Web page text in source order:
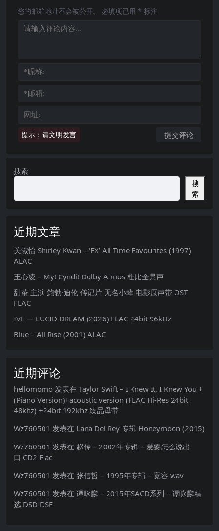
提示：请文明发言
您的邮箱地址不会被公开。 必填项已用 * 标注
搜索
搜
索
近期文章
关淑怡 Shirley Kwan – ‘EX’ All Time Favourites (1997)
ALAC
王心凌 – My! Cyndi! Dolby Atmos 杜比全景声
甜茶 主演 鲍勃·迪伦 传记片 无名小辈 电影原声带 OST
FLAC
IVE — LUCID DREAM (2026) FLAC 24bit 96kHz
Blue – All Rise (2001) ALAC
近期评论
hellomomo 发表在 Taylor Swift – I Knew It, I Knew You +
(Piano Version)+acoustic version (FLAC Hi-Res 24bit
48khz) +24bit 192khz 臻品母带
Wz760501 发表在 Lana Del Rey 专辑 Honeymoon (2015)
Wz760501 发表在 赵传 – 2002年专辑 – 爱要怎么说出
口.CD2 Flac
Wz760501 发表在 张信哲 – 1995年专辑 – 宽容 wav
Wz760501 发表在 谭咏麟 – 2015年SACD系列 – 谭咏麟精
选 DSD DSF